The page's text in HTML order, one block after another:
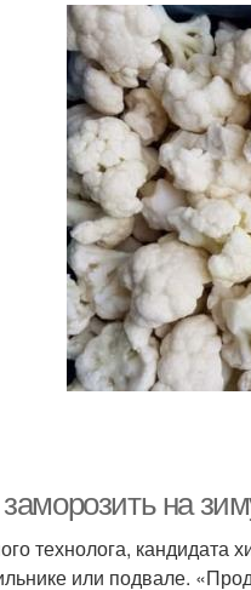
заморозить на
технолога, кандидата
или подвале.